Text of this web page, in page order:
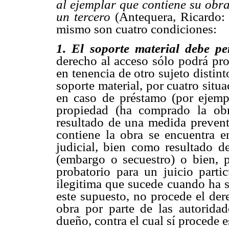
al ejemplar que contiene su
un tercero  (Antequera,
mismo son cuatro condiciones:
1. El soporte material debe
derecho al acceso sólo podrá
en tenencia de otro sujeto
soporte material, por cuatro
en caso de préstamo (por
propiedad (ha comprado la
resultado de una medida
contiene la obra se encuentra
judicial, bien como resultado
(embargo o secuestro) o bien,
probatorio para un juicio
ilegitima que sucede cuando ha
este supuesto, no procede el
obra por parte de las
dueño, contra el cual sí procede